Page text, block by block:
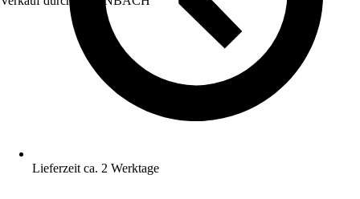
Lieferzeit ca. 2 Werktage